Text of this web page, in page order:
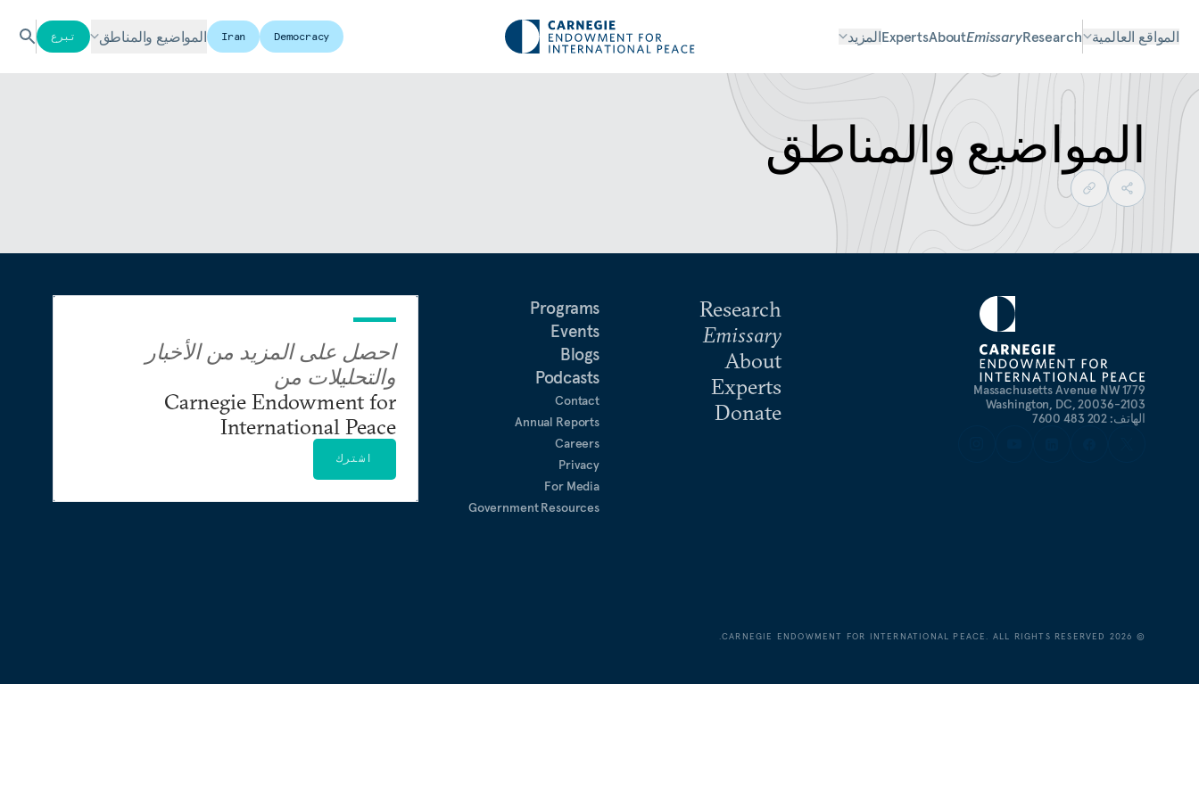
المواقع العالمية Research
Emissary
About
Expertsالمزيد Democracy
Iran المواضيع والمناطق تبرع
المواضيع والمناطق
1779 Massachusetts Avenue NW
Washington, DC, 20036-2103
الهاتف: 202 483 7600
Research
Emissary
About
Experts
Donate
Programs
Events
Blogs
Podcasts
Contact
Annual Reports
Careers
Privacy
For Media
Government Resources
احصل على المزيد من الأخبار
والتحليلات من
Carnegie Endowment for
International Peace
اشترك
©
2026
CARNEGIE ENDOWMENT FOR INTERNATIONAL PEACE. ALL RIGHTS RESERVED.